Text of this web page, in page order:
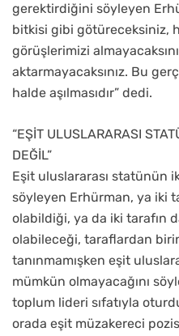
gerektirdiğini söyleyen
bitkisi gibi götüreceksiniz,
görüşlerimizi
aktarmayacaksınız. Bu
halde aşılmasıdır” dedi.
“EŞİT ULUSLARARASI
DEĞİL”
Eşit uluslararası statünün
söyleyen Erhürman, ya iki
olabildiği, ya da iki tarafın
olabileceği, taraflardan
tanınmamışken eşit
mümkün olmayacağını
toplum lideri sıfatıyla
orada eşit müzakereci